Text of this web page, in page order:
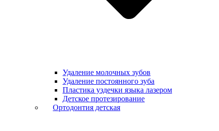
Удаление молочных зубов
Удаление постоянного зуба
Пластика уздечки языка лазером
Детское протезирование
Ортодонтия детская